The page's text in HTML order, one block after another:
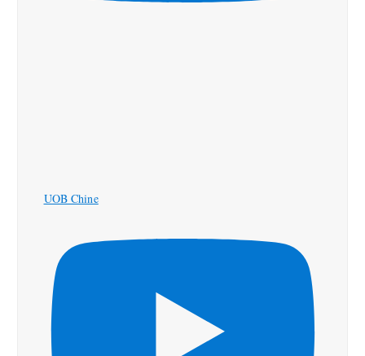
UOB Chine